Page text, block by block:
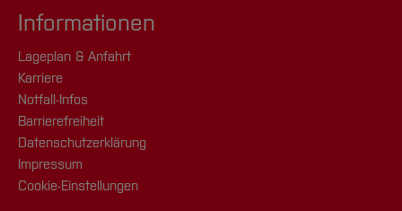
Informationen
Lageplan & Anfahrt
Karriere
Notfall-Infos
Barrierefreiheit
Datenschutzerklärung
Impressum
Cookie-Einstellungen